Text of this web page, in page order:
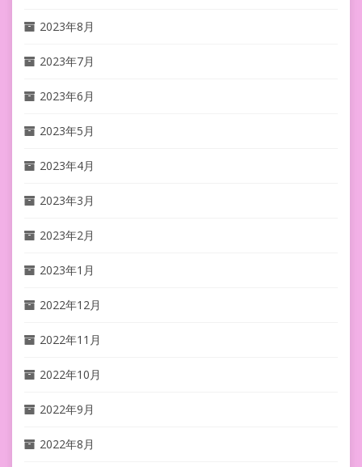
2023年8月
2023年7月
2023年6月
2023年5月
2023年4月
2023年3月
2023年2月
2023年1月
2022年12月
2022年11月
2022年10月
2022年9月
2022年8月